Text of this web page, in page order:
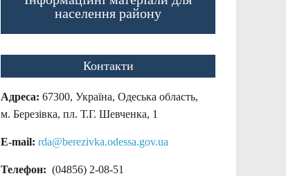
населення району
Контакти
Адреса: 67300, Україна, Одеська область,
м. Березівка, пл. Т.Г. Шевченка, 1
E-mail: rda@berezivka.odessa.gov.ua
Телефон: (04856) 2-08-51